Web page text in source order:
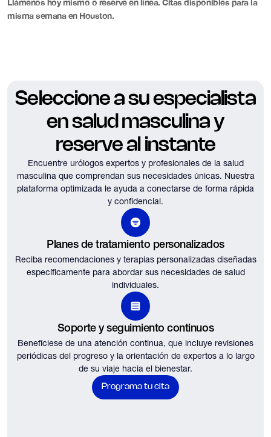
Llámenos hoy mismo o reserve en línea. Citas disponibles para la
misma semana en Houston.
Seleccione a su especialista
en salud masculina y
reserve al instante
Encuentre urólogos expertos y profesionales de la salud
masculina que comprendan sus necesidades únicas. Nuestra
plataforma optimizada le ayuda a conectarse de forma rápida
y confidencial.
Planes de tratamiento personalizados
Reciba recomendaciones y terapias personalizadas diseñadas
específicamente para abordar sus necesidades de salud
individuales.
Soporte y seguimiento continuos
Benefíciese de una atención continua, que incluye revisiones
periódicas del progreso y la orientación de expertos a lo largo
de su viaje hacia el bienestar.
Programa tu cita